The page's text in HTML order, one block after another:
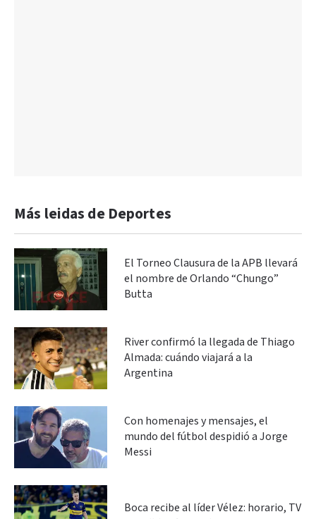
Más leidas de Deportes
El Torneo Clausura de la APB llevará
el nombre de Orlando “Chungo”
Butta
River confirmó la llegada de Thiago
Almada: cuándo viajará a la
Argentina
Con homenajes y mensajes, el
mundo del fútbol despidió a Jorge
Messi
Boca recibe al líder Vélez: horario, TV